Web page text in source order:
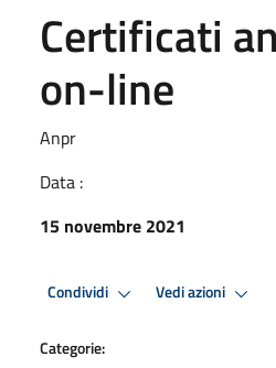
Certificati
on-line
Anpr
Data :
15 novembre 2021
Condividi Vedi azioni
Categorie: